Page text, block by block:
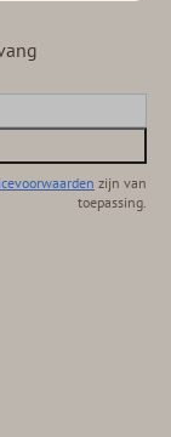
zijn van
toepassing.